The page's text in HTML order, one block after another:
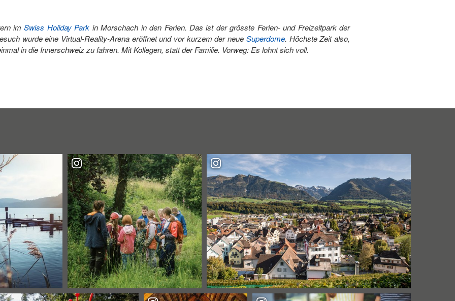
imSwiss Holiday Park in Morschach in den Ferien. Das ist der grösste Ferien- und Freizeitpark der
wurde eine Virtual-Reality-Arena eröffnet und vor kurzem der neue Superdome. Höchste Zeit also,
in die Innerschweiz zu fahren. Mit Kollegen, statt der Familie. Vorweg: Es lohnt sich voll.